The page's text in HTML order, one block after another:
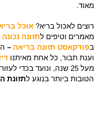
מאוד.
רוצים לאכול בריא? אוכל
מאמרים וטיפים לתזונה נכונה
בפודקאסט תזונה בריאה –
וענת תבור, כל אחת מאיתנו
מעל 25 שנה, ונועד
הטובות ביותר בנוגע לתזונת